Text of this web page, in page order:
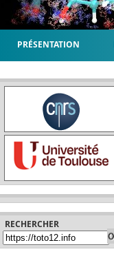
PRÉSENTATION
RECHERCHER